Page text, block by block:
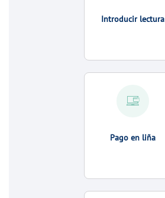
Introducir lectura
Pago en liña